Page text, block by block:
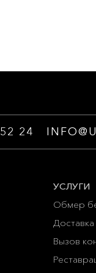
24
УСЛУГИ
Обмер
Вызов